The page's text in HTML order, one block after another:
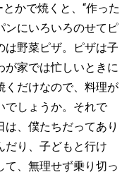
かで焼くと、“作った
にいろいろのせてピ
は野菜ピザ。ピザは子
が家では忙しいときに
くだけなので、料理が
でしょうか。それで
、僕たちだってあり
だり、子どもと行け
て、無理せず乗り切っ